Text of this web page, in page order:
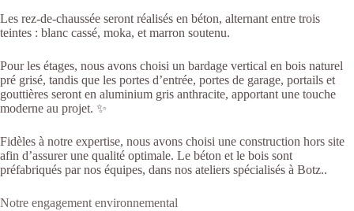
Les rez-de-chaussée seront réalisés en béton, alternant entre trois
teintes : blanc cassé, moka, et marron soutenu.
Pour les étages, nous avons choisi un bardage vertical en bois naturel
pré grisé, tandis que les portes d’entrée, portes de garage, portails et
gouttières seront en aluminium gris anthracite, apportant une touche
moderne au projet. ✨
Fidèles à notre expertise, nous avons choisi une construction hors site
afin d’assurer une qualité optimale. Le béton et le bois sont
préfabriqués par nos équipes, dans nos ateliers spécialisés à Botz..
Notre engagement environnemental